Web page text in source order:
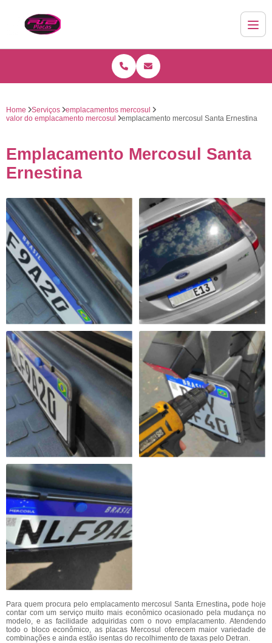
Home Serviços
emplacamentos mercosul
valor do emplacamento mercosul
emplacamento mercosul Santa Ernestina
Emplacamento Mercosul Santa
Ernestina
Para quem procura pelo emplacamento mercosul Santa Ernestina,pode hoje
contar com um serviço muito mais econômico ocasionado pela mudança no
modelo, e as facilidade adquiridas com o novo emplacamento. Atendendo
todo o bloco econômico, as placas Mercosul oferecem maior variedade de
combinações e ainda estão isentas do recolhimento de taxas pelo Detran.